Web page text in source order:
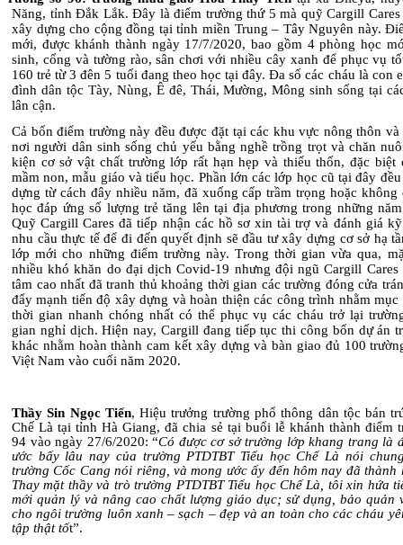
Năng, tỉnh Đắk Lắk. Đây là điểm trường thứ 5 mà quỹ Cargill Cares
xây dựng cho cộng đồng tại tỉnh miền Trung – Tây Nguyên này.
mới, được khánh thành ngày 17/7/2020, bao gồm 4 phòng học
sinh, cổng và tường rào, sân chơi với nhiều cây xanh để phục vụ
160 trẻ từ 3 đên 5 tuổi đang theo học tại đây. Đa số các cháu là con
đình dân tộc Tày, Nùng, Ê đê, Thái, Mường, Mông sinh sống tại
lân cận.
Cả bốn điểm trường này đều được đặt tại các khu vực nông thôn
nơi người dân sinh sống chủ yếu bằng nghề trồng trọt và chăn
kiện cơ sở vật chất trường lớp rất hạn hẹp và thiếu thốn, đặc biệt
mầm non, mẫu giáo và tiểu học. Phần lớn các lớp học cũ tại đây
dựng từ cách đây nhiều năm, đã xuống cấp trầm trọng hoặc không
học đáp ứng số lượng trẻ tăng lên tại địa phương trong những
Quỹ Cargill Cares đã tiếp nhận các hồ sơ xin tài trợ và đánh giá
nhu cầu thực tế để đi đến quyết định sẽ đầu tư xây dựng cơ sở hạ
lớp mới cho những điểm trường này. Trong thời gian vừa qua,
nhiều khó khăn do đại dịch Covid-19 nhưng đội ngũ Cargill Cares
tâm cao nhất đã tranh thủ khoảng thời gian các trường đóng cửa
đẩy mạnh tiến độ xây dựng và hoàn thiện các công trình nhằm mục
thời gian nhanh chóng nhất có thể phục vụ các cháu trở lại
gian nghỉ dịch. Hiện nay, Cargill đang tiếp tục thi công bốn dự án
khác nhằm hoàn thành cam kết xây dựng và bàn giao đủ 100
Việt Nam vào cuối năm 2020.
Thầy Sin Ngọc Tiến, Hiệu trưởng trường phổ thông dân tộc bán
Chế Là tại tỉnh Hà Giang, đã chia sẻ tại buổi lễ khánh thành điểm
94 vào ngày 27/6/2020: “Có được cơ sở trường lớp khang trang là
ước bấy lâu nay của trường PTDTBT Tiểu học Chế Là nói
trường Cốc Cang nói riêng, và mong ước ấy đến hôm nay đã thành
Thay mặt thầy và trò trường PTDTBT Tiểu học Chế Là, tôi xin hứa
mới quản lý và nâng cao chất lượng giáo dục; sử dụng, bảo quản
cho ngôi trường luôn xanh – sạch – đẹp và an toàn cho các cháu
tập thật tốt”.